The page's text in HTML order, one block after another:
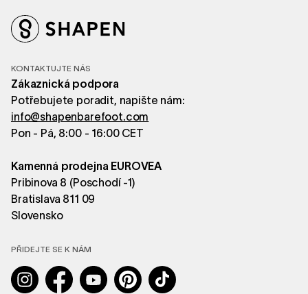
KONTAKTUJTE NÁS
Zákaznická podpora
Potřebujete poradit, napište nám:
info@shapenbarefoot.com
Pon - Pá, 8:00 - 16:00 CET
Kamenná prodejna EUROVEA
Pribinova 8 (Poschodí -1)
Bratislava 811 09
Slovensko
PŘIDEJTE SE K NÁM
InstagramFacebookYouTubePinterestTikTok